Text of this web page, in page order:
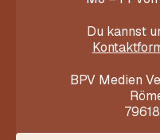
Du kannst
BPV Medien